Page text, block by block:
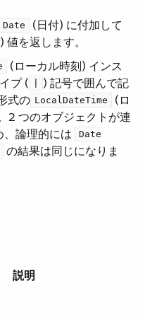
Date ​ (日付) に付加して ​
値を返します。
​ (ローカル時刻) インス
プ (​
​) 記号で囲んで記
式の
LocalDateTime
​ (ロ
2 つのオブジェクトが連
論理的には
Date
​ の結果は同じになりま
説明